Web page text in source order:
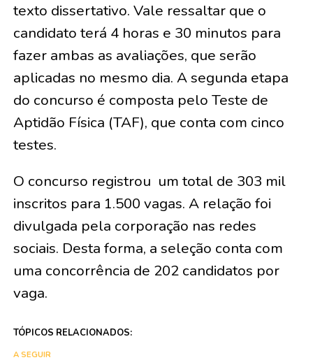
texto dissertativo. Vale ressaltar que o
candidato terá 4 horas e 30 minutos para
fazer ambas as avaliações, que serão
aplicadas no mesmo dia. A segunda etapa
do concurso é composta pelo Teste de
Aptidão Física (TAF), que conta com cinco
testes.
O concurso registrou um total de 303 mil
inscritos para 1.500 vagas. A relação foi
divulgada pela corporação nas redes
sociais. Desta forma, a seleção conta com
uma concorrência de 202 candidatos por
vaga.
TÓPICOS RELACIONADOS:
A SEGUIR